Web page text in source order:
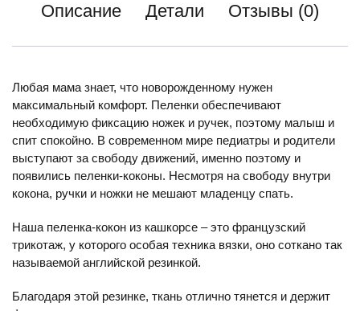
Описание Детали Отзывы (0)
Любая мама знает, что новорожденному нужен
максимальный комфорт. Пеленки обеспечивают
необходимую фиксацию ножек и ручек, поэтому малыш и
спит спокойно. В современном мире педиатры и родители
выступают за свободу движений, именно поэтому и
появились пеленки-коконы. Несмотря на свободу внутри
кокона, ручки и ножки не мешают младенцу спать.
Наша пеленка-кокон из кашкорсе – это французский
трикотаж, у которого особая техника вязки, оно соткано так
называемой английской резинкой.
Благодаря этой резинке, ткань отлично тянется и держит